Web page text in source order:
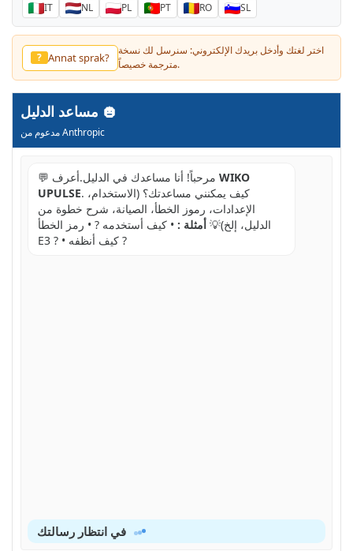
IT
NL PL PT RO SL
? Annat sprak?
اختر لغتك وأدخل بريدك الإلكتروني: سنرسل لك نسخة
مترجمة خصيصاً.
مدعوم من Anthropic
💬 مرحباً! أنا مساعدك في الدليل.أعرف WIKO
UPULSE. كيف يمكنني مساعدتك؟ (الاستخدام،
الإعدادات، رموز الخطأ، الصيانة، شرح خطوة من
الدليل، إلخ)💡 أمثلة : • كيف أستخدمه ? • رمز الخطأ
E3 ? • كيف أنظفه ?